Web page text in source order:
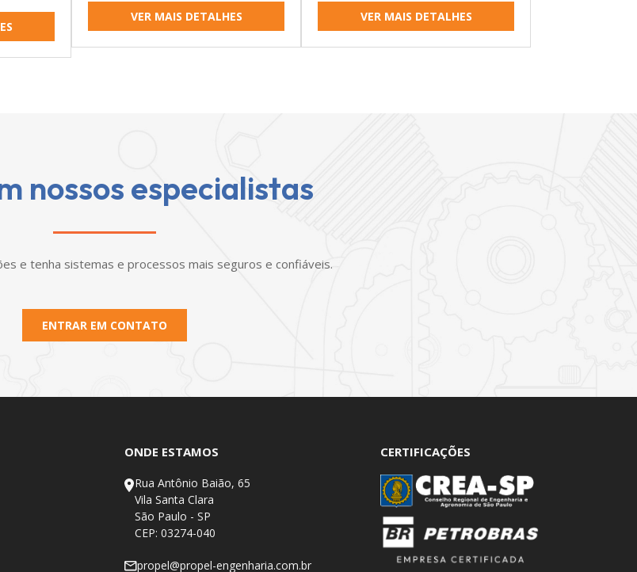
VER MAIS DETALHES VER MAIS DETALHES
nossos especialistas
e tenha sistemas e processos mais seguros e confiáveis.
ENTRAR EM CONTATO
ONDE ESTAMOS
Rua Antônio Baião, 65
Vila Santa Clara
São Paulo - SP
CEP: 03274-040
propel@propel-engenharia.com.br
CERTIFICAÇÕES